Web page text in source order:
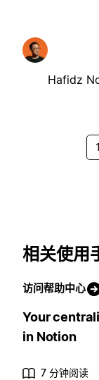
Hafidz
1
相关使用
访问帮助中心
Your
in Notion
7 分钟阅读